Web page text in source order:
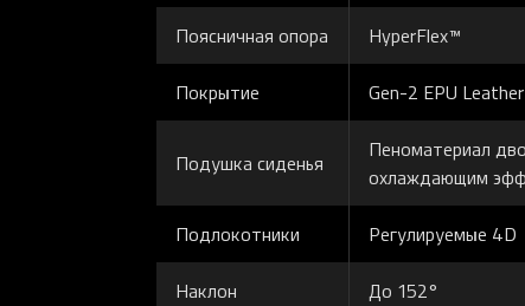
Поясничная опора HyperFlex™
Покрытие Gen-2 EPU
Подушка сиденья
Пеноматериал
охлаждающим
Подлокотники Регулируемые 4D
Наклон До 152°